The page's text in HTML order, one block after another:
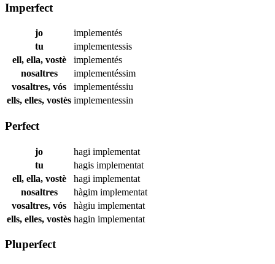
Imperfect
jo
implementés
tu
implementessis
ell, ella, vostè
implementés
nosaltres
implementéssim
vosaltres, vós
implementéssiu
ells, elles, vostès implementessin
Perfect
jo hagi implementat
tu
hagis implementat
ell, ella, vostè
hagi implementat
nosaltres
hàgim implementat
vosaltres, vós
hàgiu implementat
ells, elles, vostès hagin implementat
Pluperfect